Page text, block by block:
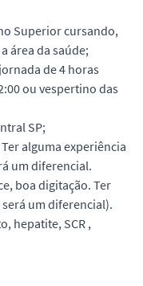
Superior cursando,
área da saúde;
de 4 horas
ou vespertino das
SP;
alguma experiência
um diferencial.
boa digitação. Ter
um diferencial).
hepatite, SCR ,